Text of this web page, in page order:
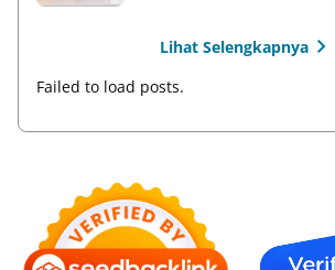
Lihat Selengkapnya
Failed to load posts.